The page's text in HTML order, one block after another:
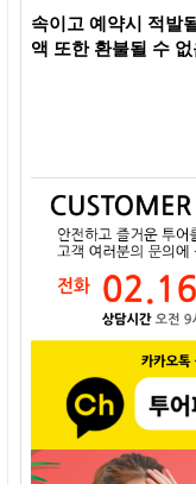
속이고 예약시 적발
액 또한 환불될 수